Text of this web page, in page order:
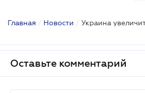
Главная / Новости / Украина
Оставьте комментарий